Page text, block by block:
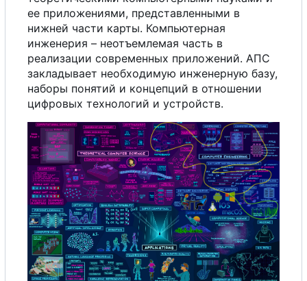
ее приложениями, представленными в
нижней части карты. Компьютерная
инженерия – неотъемлемая часть в
реализации современных приложений. АПС
закладывает необходимую инженерную базу,
наборы понятий и концепций в отношении
цифровых технологий и устройств.